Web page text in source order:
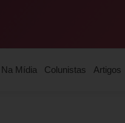
Na Mídia Colunistas Artigos